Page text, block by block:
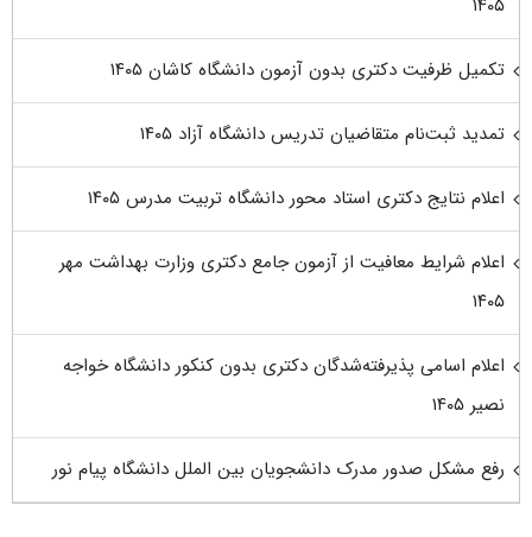
۱۴۰۵
تکمیل ظرفیت دکتری بدون آزمون دانشگاه کاشان ۱۴۰۵
تمدید ثبت‌نام متقاضیان تدریس دانشگاه آزاد ۱۴۰۵
اعلام نتایج دکتری استاد محور دانشگاه تربیت مدرس ۱۴۰۵
اعلام شرایط معافیت از آزمون جامع دکتری وزارت بهداشت مهر
۱۴۰۵
اعلام اسامی پذیرفته‌شدگان دکتری بدون کنکور دانشگاه خواجه
نصیر ۱۴۰۵
رفع مشکل صدور مدرک دانشجویان بین الملل دانشگاه پیام نور